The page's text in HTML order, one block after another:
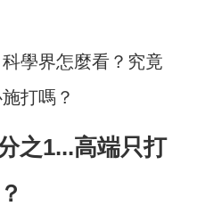
學界怎麼看？究竟
打嗎？
之1...高端只打